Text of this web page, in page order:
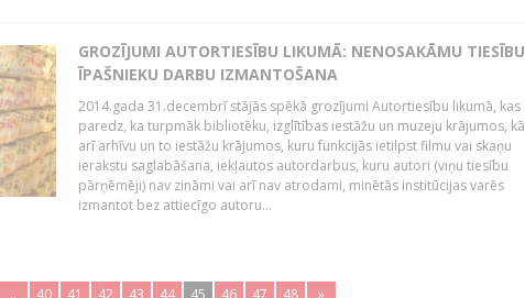
GROZĪJUMI AUTORTIESĪBU LIKUMĀ: NENOSAKĀMU TIESĪBU
ĪPAŠNIEKU DARBU IZMANTOŠANA
2014.gada 31.decembrī stājās spēkā grozījumi Autortiesību likumā, kas
paredz, ka turpmāk bibliotēku, izglītības iestāžu un muzeju krājumos, kā
arī arhīvu un to iestāžu krājumos, kuru funkcijās ietilpst filmu vai skaņu
ierakstu saglabāšana, iekļautos autordarbus, kuru autori (viņu tiesību
pārņēmēji) nav zināmi vai arī nav atrodami, minētās institūcijas varēs
izmantot bez attiecīgo autoru...
.. 40 41 42 43 44 45 46 47 48 »